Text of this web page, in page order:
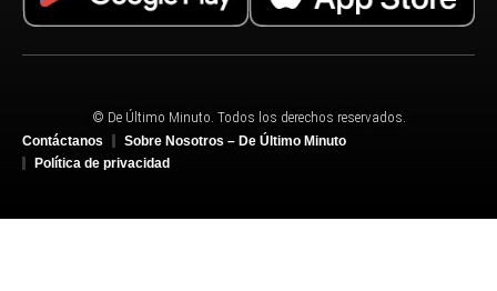
© De Último Minuto. Todos los derechos reservados.
Contáctanos
Sobre Nosotros – De Último Minuto
Política de privacidad